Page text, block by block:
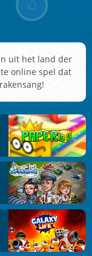
uit het land der
online spel dat